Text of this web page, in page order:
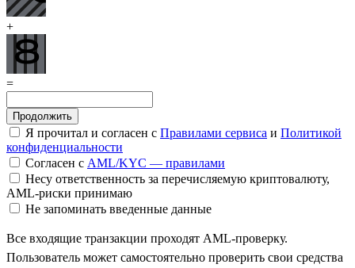
+
=
Я прочитал и согласен с Правилами сервиса и Политикой
конфиденциальности
Согласен с AML/KYC — правилами
Несу ответственность за перечисляемую криптовалюту,
AML-риски принимаю
Не запоминать введенные данные
Все входящие транзакции проходят AML-проверку.
Пользователь может самостоятельно проверить свои средства